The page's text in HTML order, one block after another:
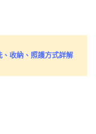
收納、照護方式詳解